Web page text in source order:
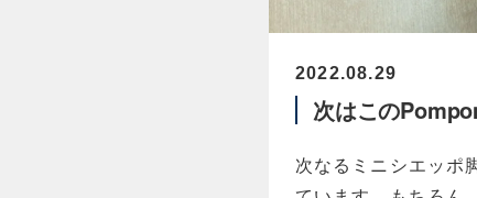
2022.08.29
次はこの
次なるミニシエッポ